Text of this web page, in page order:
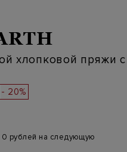
хлопковой пряжи с
- 20%
0 рублей на следующую